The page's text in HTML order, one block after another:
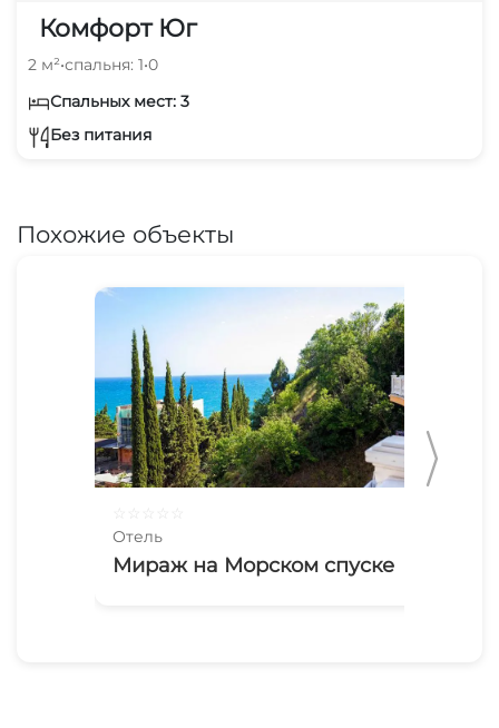
Комфорт Юг
2 м²•спальня: 1•0
Спальных мест: 3
Без питания
Похожие объекты
Отель
Мираж на Морском спуске